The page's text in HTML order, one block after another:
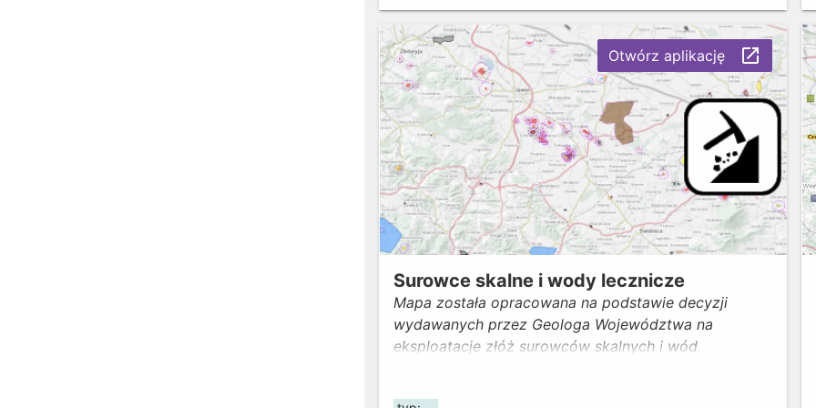
Surowce skalne i wody lecznicze
Mapa została opracowana na podstawie decyzji
wydawanych przez Geologa Województwa na
eksploatacje złóż surowców skalnych i wód
Otwórz aplikację launch